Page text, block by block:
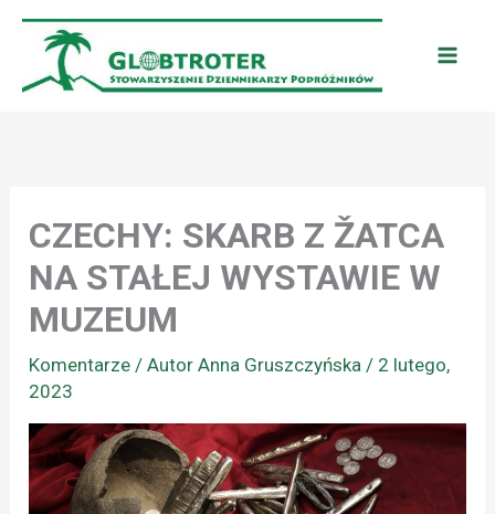
Przejdź
treści
CZECHY: SKARB Z ŽATCA
NA STAŁEJ WYSTAWIE W
MUZEUM
Komentarze / Autor Anna Gruszczyńska/ 2 lutego,
2023